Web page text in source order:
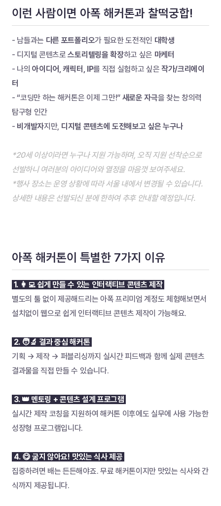
이런 사람이면 아폭 해커톤과 찰떡궁합!
- 남들과는 다른 포트폴리오가 필요한 도전적인 대학생
- 디지털 콘텐츠로 스토리텔링을 확장하고 싶은 마케터
- 나의 아이디어, 캐릭터, IP를 직접 실험하고 싶은 작가/크리에이
터
- “코딩만 하는 해커톤은 이제 그만!” 새로운 자극을 찾는 창의력
탐구형 인간
- 비개발자지만, 디지털 콘텐츠에 도전해보고 싶은 누구나
*20세 이상이라면 누구나 지원 가능하며, 오직 지원 선착순으로
선발하니 여러분의 아이디어와 열정을 마음껏 보여주세요.
*행사 장소는 운영 상황에 따라 서울 내에서 변경될 수 있습니다.
상세한 내용은 선발되신 분에 한하여 추후 안내할 예정입니다.
아폭 해커톤이 특별한 7가지 이유
1. 👩‍💻 쉽게 만들 수 있는 인터랙티브 콘텐츠 제작
별도의 툴 없이 제공해드리는 아폭 프리미엄 계정도 체험해보면서
설치없이 웹으로 쉽게 인터랙티브 콘텐츠 제작이 가능해요.
2. 🧑‍🔬 결과 중심 해커톤
기획 → 제작 → 퍼블리싱까지 실시간 피드백과 함께 실제 콘텐츠
결과물을 직접 만들 수 있습니다.
3. 👑 멘토링 + 콘텐츠 설계 프로그램
실시간 제작 코칭을 지원하여 해커톤 이후에도 실무에 사용 가능한
성장형 프로그램입니다.
4. 😋 굶지 않아요! 맛있는 식사 제공
집중하려면 배는 든든해야죠. 무료 해커톤이지만 맛있는 식사와 간
식까지 제공됩니다.